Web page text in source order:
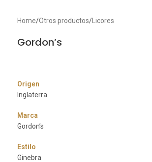
Home/Otros productos/ Licores
Gordon’s
Origen
Inglaterra
Marca
Gordon’s
Estilo
Ginebra